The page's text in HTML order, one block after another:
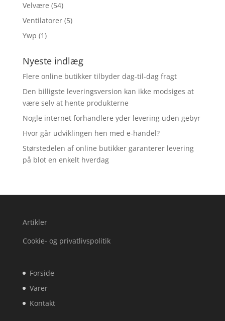
Velvære (54)
Ventilatorer (5)
Ywp (1)
Nyeste indlæg
Flere online butikker tilbyder dag-til-dag fragt
Den billigste leveringsversion kan ikke modsiges at
være selv at hente produkterne
Nogle internet forhandlere yder levering uden gebyr
Hvor går udviklingen hen med e-handel?
Størstedelen af online butikker garanterer levering
på blot en enkelt hverdag
Artikler
Cookie- og privatlivspolitik
Forside
Varer
Kontakt